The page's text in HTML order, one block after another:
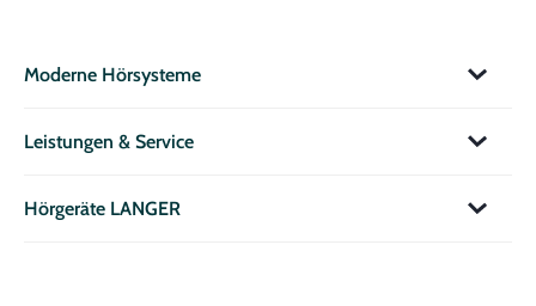
Moderne Hörsysteme
Leistungen & Service
Hörgeräte LANGER